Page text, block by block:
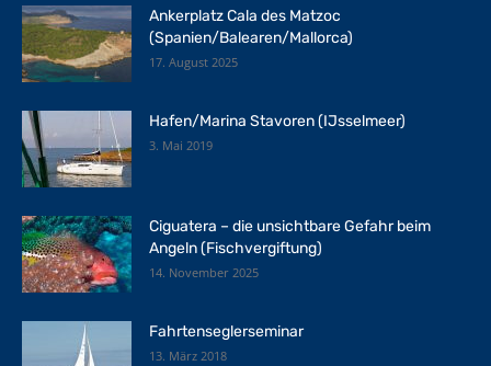
Ankerplatz Cala des Matzoc
(Spanien/Balearen/Mallorca)
17. August 2025
Hafen/Marina Stavoren (IJsselmeer)
3. Mai 2019
Ciguatera – die unsichtbare Gefahr beim
Angeln (Fischvergiftung)
14. November 2025
Fahrtenseglerseminar
13. März 2018